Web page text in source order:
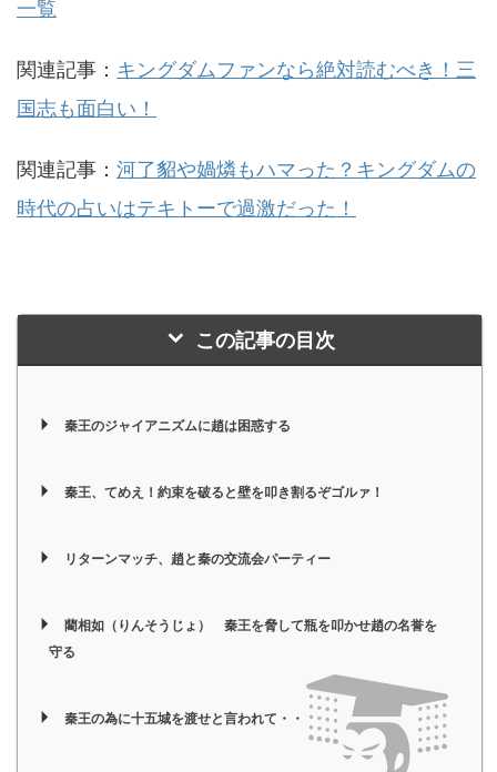
一覧
関連記事： キングダムファンなら絶対読むべき！三
国志も面白い！
関連記事： 河了貂や媧燐もハマった？キングダムの
時代の占いはテキトーで過激だった！
この記事の目次
秦王のジャイアニズムに趙は困惑する
秦王、てめえ！約束を破ると壁を叩き割るぞゴルァ！
リターンマッチ、趙と秦の交流会パーティー
藺相如（りんそうじょ） 秦王を脅して瓶を叩かせ趙の名誉を
守る
秦王の為に十五城を渡せと言われて・・